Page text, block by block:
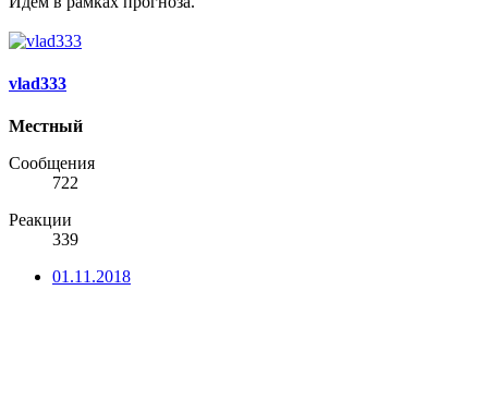
vlad333
Местный
Сообщения
722
Реакции
339
01.11.2018